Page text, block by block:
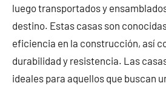
luego transportados y
destino. Estas casas son
eficiencia en la construcción, así
durabilidad y resistencia. Las
ideales para aquellos que buscan